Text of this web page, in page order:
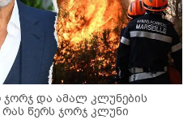
ჯორჯ და ამალ კლუნების
წერს ჯორჯ კლუნი